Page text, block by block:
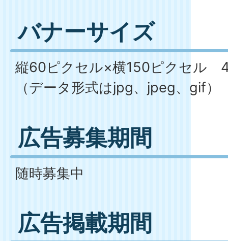
バナーサイズ
縦60ピクセル×横150ピクセル
（データ形式はjpg、jpeg、gif）
広告募集期間
随時募集中
広告掲載期間